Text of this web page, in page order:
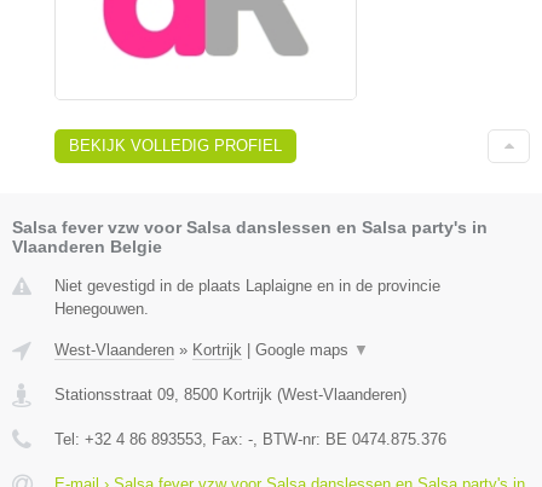
BEKIJK VOLLEDIG PROFIEL
Salsa fever vzw voor Salsa danslessen en Salsa party's in
Vlaanderen Belgie
Niet gevestigd in de plaats Laplaigne en in de provincie
Henegouwen.
West-Vlaanderen » Kortrijk Google maps ▼
Stationsstraat 09, 8500 Kortrijk (West-Vlaanderen)
Tel: +32 4 86 893553, Fax: -, BTW-nr: BE 0474.875.376